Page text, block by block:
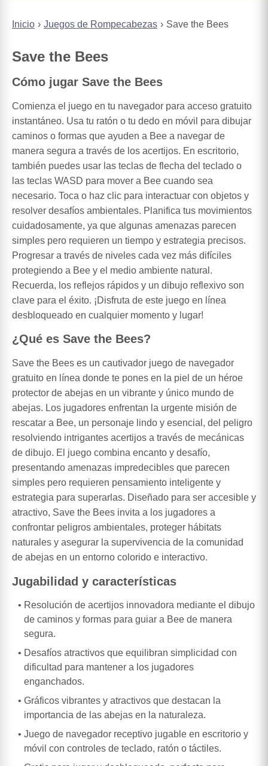
Inicio Juegos de Rompecabezas Save the Bees
Save the Bees
Cómo jugar Save the Bees
Comienza el juego en tu navegador para acceso gratuito
instantáneo. Usa tu ratón o tu dedo en móvil para dibujar
caminos o formas que ayuden a Bee a navegar de
manera segura a través de los acertijos. En escritorio,
también puedes usar las teclas de flecha del teclado o
las teclas WASD para mover a Bee cuando sea
necesario. Toca o haz clic para interactuar con objetos y
resolver desafíos ambientales. Planifica tus movimientos
cuidadosamente, ya que algunas amenazas parecen
simples pero requieren un tiempo y estrategia precisos.
Progresar a través de niveles cada vez más difíciles
protegiendo a Bee y el medio ambiente natural.
Recuerda, los reflejos rápidos y un dibujo reflexivo son
clave para el éxito. ¡Disfruta de este juego en línea
desbloqueado en cualquier momento y lugar!
¿Qué es Save the Bees?
Save the Bees es un cautivador juego de navegador
gratuito en línea donde te pones en la piel de un héroe
protector de abejas en un vibrante y único mundo de
abejas. Los jugadores enfrentan la urgente misión de
rescatar a Bee, un personaje lindo y esencial, del peligro
resolviendo intrigantes acertijos a través de mecánicas
de dibujo. El juego combina encanto y desafío,
presentando amenazas impredecibles que parecen
simples pero requieren pensamiento inteligente y
estrategia para superarlas. Diseñado para ser accesible y
atractivo, Save the Bees invita a los jugadores a
confrontar peligros ambientales, proteger hábitats
naturales y asegurar la supervivencia de la comunidad
de abejas en un entorno colorido e interactivo.
Jugabilidad y características
Resolución de acertijos innovadora mediante el dibujo
de caminos y formas para guiar a Bee de manera
segura.
Desafíos atractivos que equilibran simplicidad con
dificultad para mantener a los jugadores
enganchados.
Gráficos vibrantes y atractivos que destacan la
importancia de las abejas en la naturaleza.
Juego de navegador receptivo jugable en escritorio y
móvil con controles de teclado, ratón o táctiles.